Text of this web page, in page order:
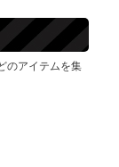
のアイテムを集